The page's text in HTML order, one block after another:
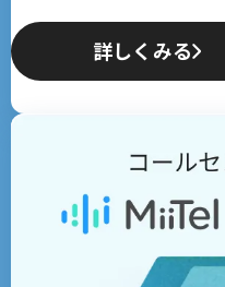
詳しくみる